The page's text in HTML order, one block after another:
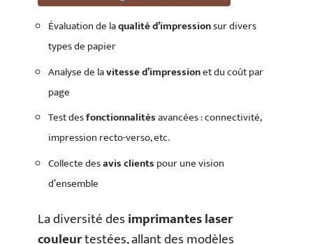
Évaluation de laqualité d’impressionsur divers
types de papier
Analyse de lavitesse d’impressionet du coût par
page
Test desfonctionnalitésavancées : connectivité,
impression recto-verso, etc.
Collecte desavis clients pour une vision
d’ensemble
La diversité desimprimantes laser
couleurtestées, allant des modèles